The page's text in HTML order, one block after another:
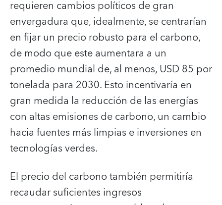
requieren cambios políticos de gran
envergadura que, idealmente, se centrarían
en fijar un precio robusto para el carbono,
de modo que este aumentara a un
promedio mundial de, al menos, USD 85 por
tonelada para 2030. Esto incentivaría en
gran medida la reducción de las energías
con altas emisiones de carbono, un cambio
hacia fuentes más limpias e inversiones en
tecnologías verdes.
El precio del carbono también permitiría
recaudar suficientes ingresos